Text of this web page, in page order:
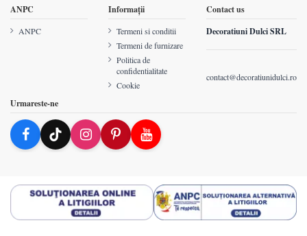
ANPC
ANPC
Informații
Termeni si conditii
Termeni de furnizare
Politica de
confidentialitate
Cookie
Contact us
Decoratiuni Dulci SRL
contact@decoratiunidulci.ro
Urmareste-ne